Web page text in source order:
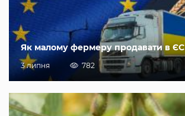
Як малому фермеру продавати в ЄС
3 липня 782